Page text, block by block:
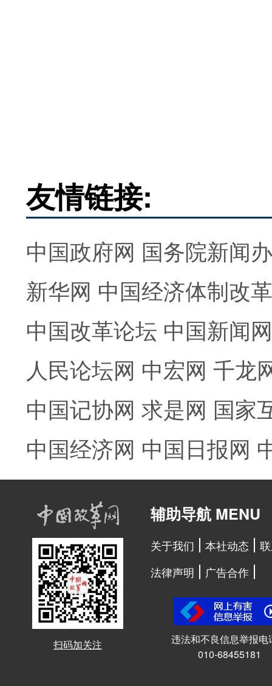
友情链接:
中国政府网 国务院新闻
新华网 中国经济体制改
中国改革论坛 中国新闻网
人民论坛网 中宏网 千龙
中国记协网 求是网 国家
中国经济网 中国日报网
扫码加关注
辅助导航 MENU
关于我们 本社动态
法律声明
广告合作
违法和不良信息举报电
010-68455181